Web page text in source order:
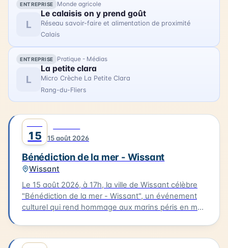
ENTREPRISE Monde agricole
L
Le calaisis on y prend goût
Réseau savoir-faire et alimentation de proximité
Calais
ENTREPRISE Pratique - Médias
L
La petite clara
Micro Crèche La Petite Clara
Rang-du-Fliers
15 15 août 2026
Bénédiction de la mer - Wissant
Wissant
Le 15 août 2026, à 17h, la ville de Wissant célèbre
"Bénédiction de la mer - Wissant", un événement
culturel qui rend hommage aux marins péris en mer.
déroulera la bénédiction. Cette cérémonie sera